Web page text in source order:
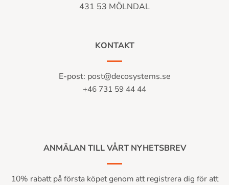
431 53 MÖLNDAL
KONTAKT
E-post: post@decosystems.se
+46 731 59 44 44
ANMÄLAN TILL VÅRT NYHETSBREV
10% rabatt på första köpet genom att registrera dig för att